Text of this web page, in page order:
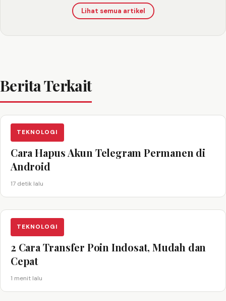
Lihat semua artikel
Berita Terkait
TEKNOLOGI
Cara Hapus Akun Telegram Permanen di
Android
17 detik lalu
TEKNOLOGI
2 Cara Transfer Poin Indosat, Mudah dan
Cepat
1 menit lalu